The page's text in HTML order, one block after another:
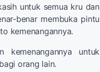
untuk semua kru dan
benar membuka pintu
kemenangannya.
kemenangannya untuk
orang lain.